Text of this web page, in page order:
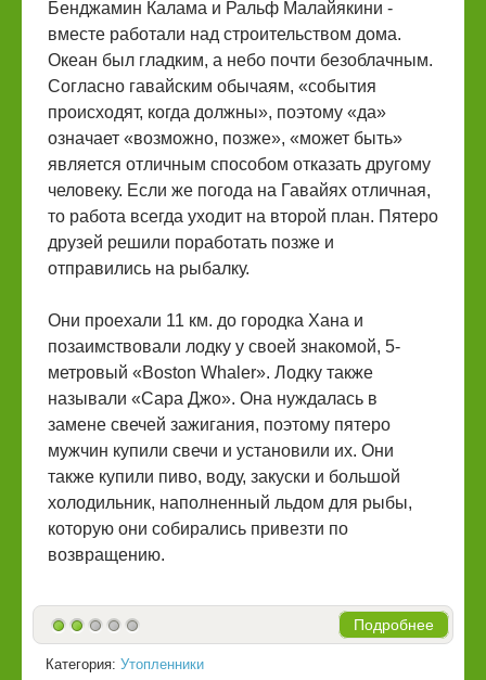
Бенджамин Калама и Ральф Малайякини -
вместе работали над строительством дома.
Океан был гладким, а небо почти безоблачным.
Согласно гавайским обычаям, «события
происходят, когда должны», поэтому «да»
означает «возможно, позже», «может быть»
является отличным способом отказать другому
человеку. Если же погода на Гавайях отличная,
то работа всегда уходит на второй план. Пятеро
друзей решили поработать позже и
отправились на рыбалку.
Они проехали 11 км. до городка Хана и
позаимствовали лодку у своей знакомой, 5-
метровый «Boston Whaler». Лодку также
называли «Сара Джо». Она нуждалась в
замене свечей зажигания, поэтому пятеро
мужчин купили свечи и установили их. Они
также купили пиво, воду, закуски и большой
холодильник, наполненный льдом для рыбы,
которую они собирались привезти по
возвращению.
Подробнее
Категория: Утопленники